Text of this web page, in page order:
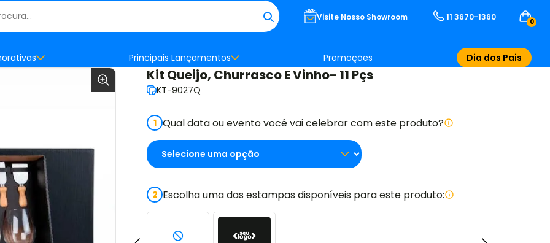
Visite Nosso Showroom 11 3670-1360 0
Principais Lançamentos Promoções Dia dos Pais
Kit Queijo, Churrasco E Vinho- 11 Pçs
KT-9027Q
1 Qual data ou evento você vai celebrar com este produto?
2 Escolha uma das estampas disponíveis para este produto: